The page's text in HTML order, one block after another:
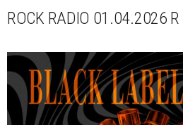
ROCK RADIO 01.04.2026